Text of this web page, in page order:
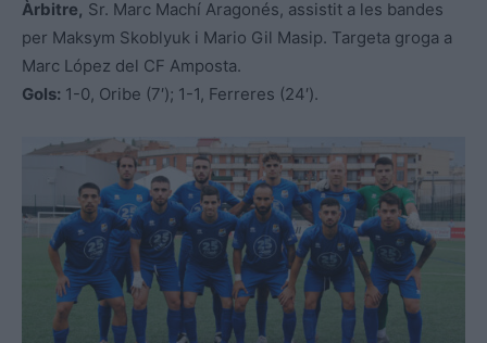
Àrbitre, Sr. Marc Machí Aragonés, assistit a les bandes
per Maksym Skoblyuk i Mario Gil Masip. Targeta groga a
Marc López del CF Amposta.
Gols: 1-0, Oribe (7′); 1-1, Ferreres (24′).